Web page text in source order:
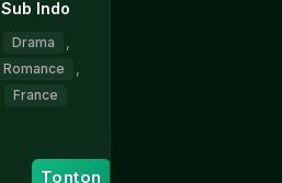
Sub Indo
Drama
Romance
France
Aug
Diringer
Tonton